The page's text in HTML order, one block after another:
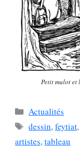
Petit mulot et
Catégories
Actualités
Étiquettes
dessin,feytiat
artistes,tableau